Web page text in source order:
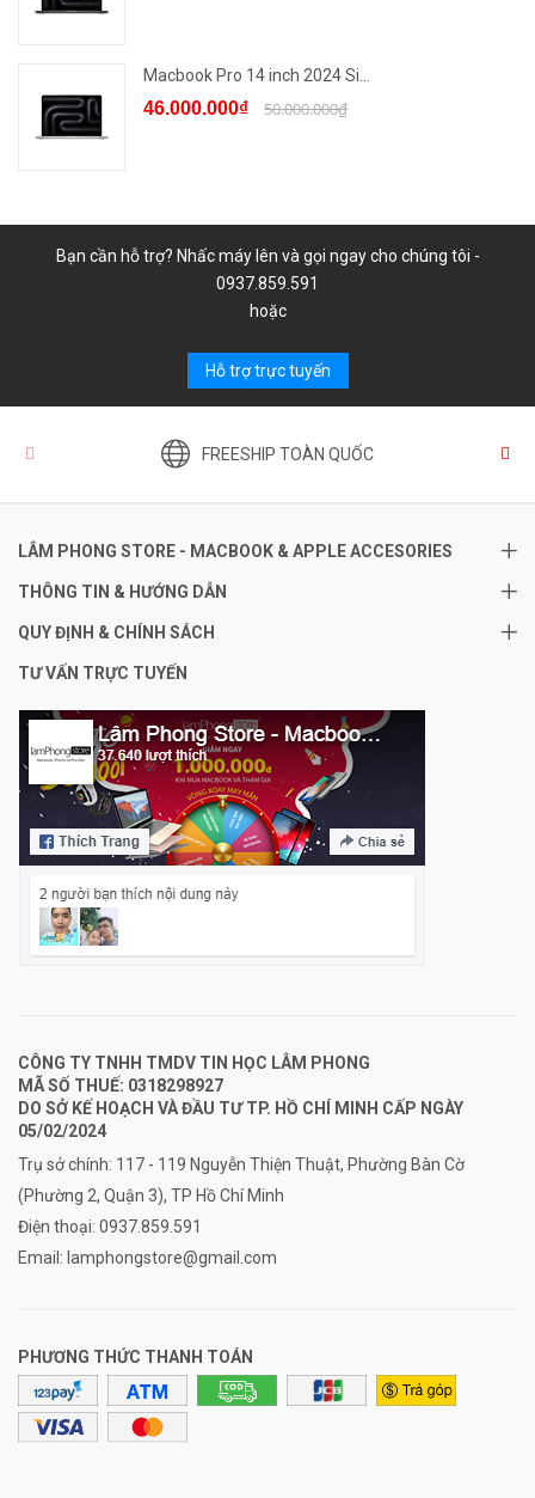
Macbook Pro 14 inch 2024 Si...
46.000.000₫ 50.000.000₫
Bạn cần hỗ trợ? Nhấc máy lên và gọi ngay cho chúng tôi -
0937.859.591
hoặc
Hỗ trợ trực tuyến
FREESHIP TOÀN QUỐC
LÂM PHONG STORE - MACBOOK & APPLE ACCESORIES
THÔNG TIN & HƯỚNG DẪN
QUY ĐỊNH & CHÍNH SÁCH
TƯ VẤN TRỰC TUYẾN
CÔNG TY TNHH TMDV TIN HỌC LÂM PHONG
MÃ SỐ THUẾ: 0318298927
DO SỞ KẾ HOẠCH VÀ ĐẦU TƯ TP. HỒ CHÍ MINH CẤP NGÀY
05/02/2024
Trụ sở chính: 117 - 119 Nguyễn Thiện Thuật, Phường Bàn Cờ
(Phường 2, Quận 3), TP Hồ Chí Minh
Điện thoại: 0937.859.591
Email: lamphongstore@gmail.com
PHƯƠNG THỨC THANH TOÁN